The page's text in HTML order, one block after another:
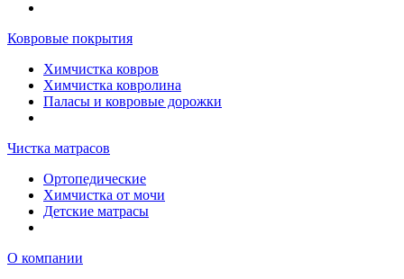
Ковровые покрытия
Химчистка ковров
Химчистка ковролина
Паласы и ковровые дорожки
Чистка матрасов
Ортопедические
Химчистка от мочи
Детские матрасы
О компании